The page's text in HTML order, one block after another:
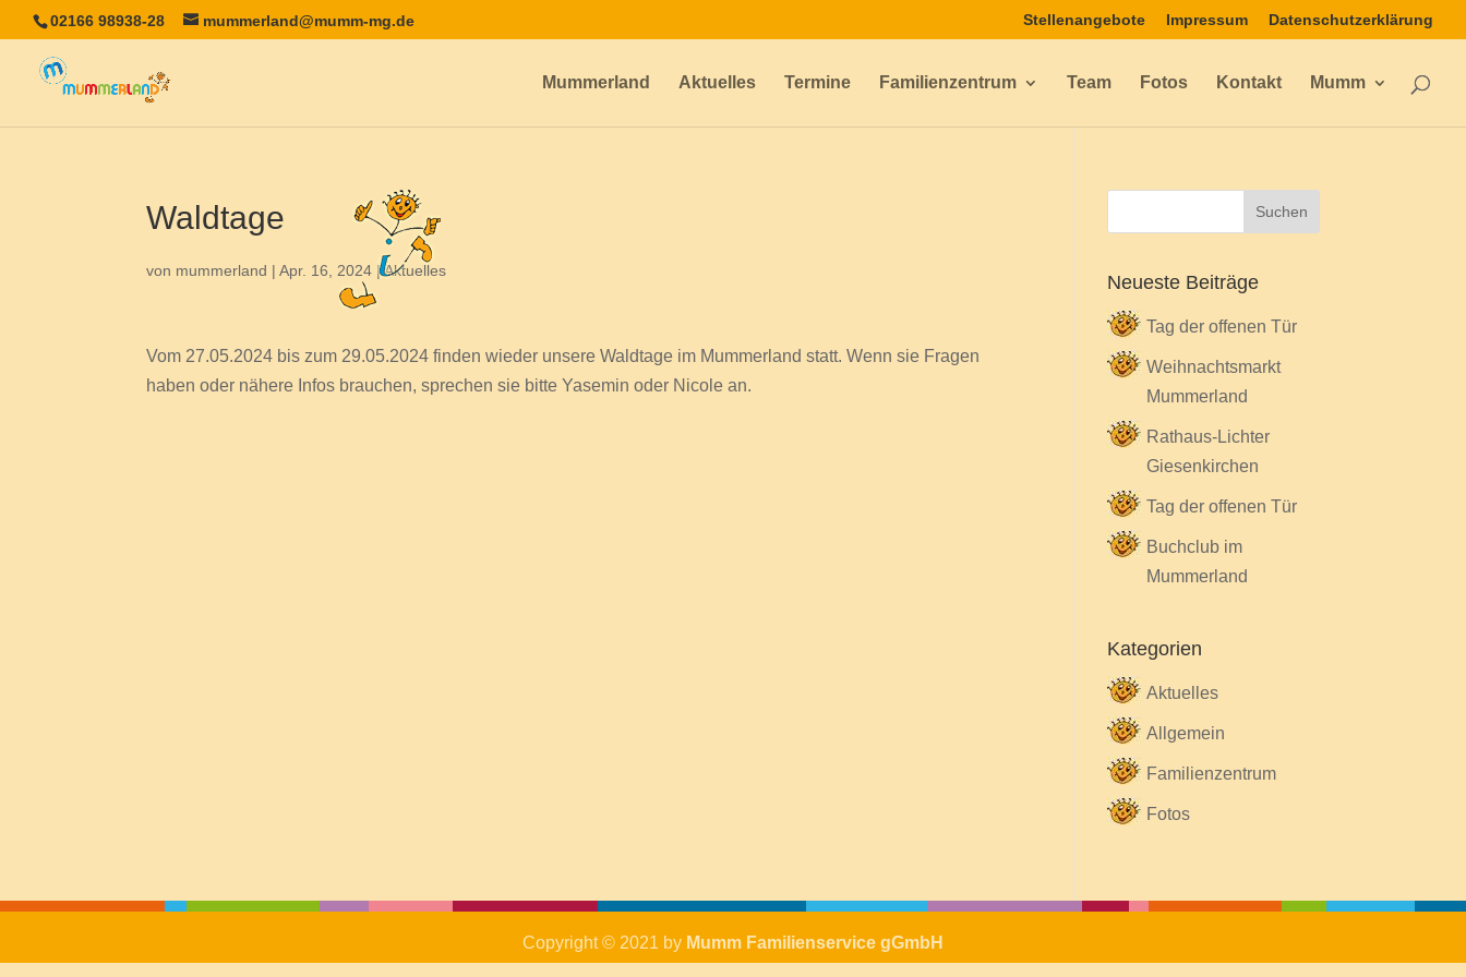
02166 98938-28 mummerland@mumm-mg.de Stellenangebote Impressum Datenschutzerklärung
Mummerland Aktuelles Termine Familienzentrum Team Fotos Kontakt Mumm
Waldtage
von mummerland |Apr. 16, 2024 |Aktuelles
Vom 27.05.2024 bis zum 29.05.2024 finden wieder unsere Waldtage im Mummerland statt. Wenn sie Fragen
haben oder nähere Infos brauchen, sprechen sie bitte Yasemin oder Nicole an.
Neueste Beiträge
Tag der offenen Tür
Weihnachtsmarkt
Mummerland
Rathaus-Lichter
Giesenkirchen
Tag der offenen Tür
Buchclub im
Mummerland
Kategorien
Aktuelles
Allgemein
Familienzentrum
Fotos
Copyright © 2021 by Mumm Familienservice gGmbH